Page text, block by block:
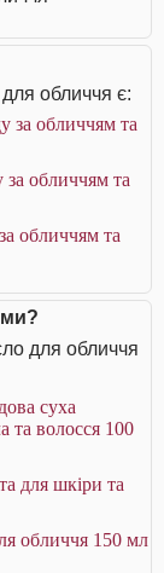
обличчя є:
за обличчям та
за обличчям та
обличчям та
для обличчя
суха
та волосся 100
для шкіри та
обличчя 150 мл